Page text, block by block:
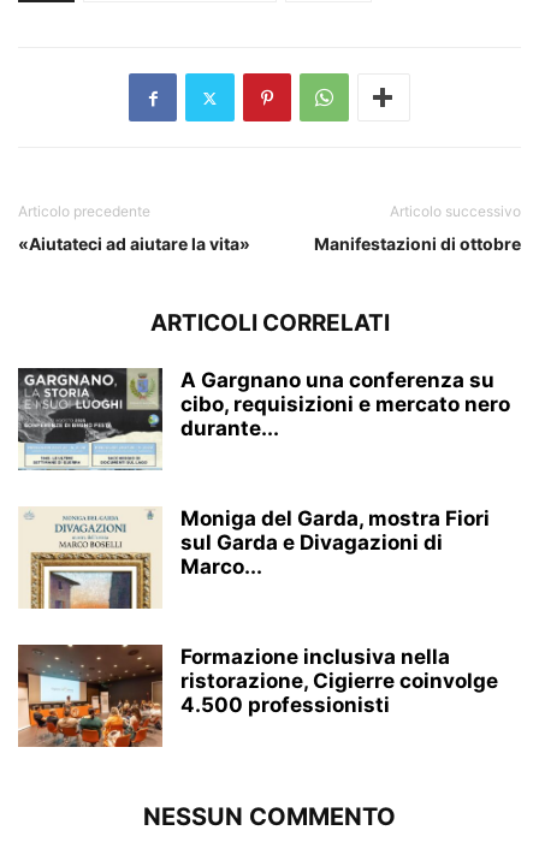
Articolo precedente
«Aiutateci ad aiutare la vita»
Articolo successivo
Manifestazioni di ottobre
ARTICOLI CORRELATI
A Gargnano una conferenza su
cibo, requisizioni e mercato nero
durante...
Moniga del Garda, mostra Fiori
sul Garda e Divagazioni di
Marco...
Formazione inclusiva nella
ristorazione, Cigierre coinvolge
4.500 professionisti
NESSUN COMMENTO